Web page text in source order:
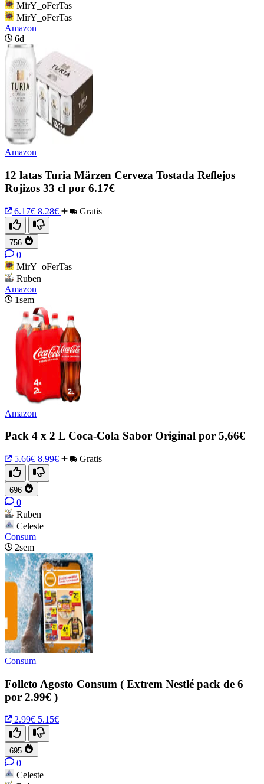
MirY_oFerTas
MirY_oFerTas
Amazon
6d
Amazon
12 latas Turia Märzen Cerveza Tostada Reflejos
Rojizos 33 cl por 6.17€
6.17€ 8.28€ Gratis
756
0
MirY_oFerTas
Ruben
Amazon
1sem
Amazon
Pack 4 x 2 L Coca-Cola Sabor Original por 5,66€
5.66€ 8.99€ Gratis
696
0
Ruben
Celeste
Consum
2sem
Consum
Folleto Agosto Consum ( Extrem Nestlé pack de 6
por 2.99€ )
2.99€ 5.15€
695
0
Celeste